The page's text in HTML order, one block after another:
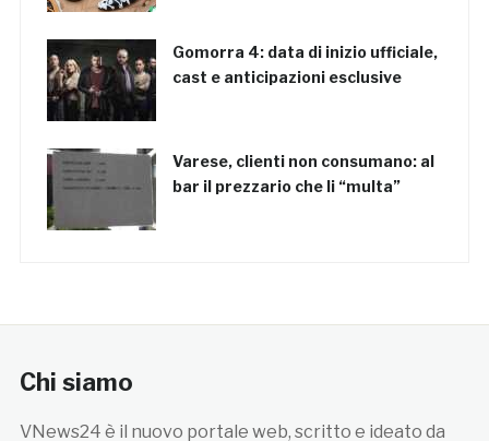
Gomorra 4: data di inizio ufficiale,
cast e anticipazioni esclusive
Varese, clienti non consumano: al
bar il prezzario che li “multa”
Chi siamo
VNews24 è il nuovo portale web, scritto e ideato da